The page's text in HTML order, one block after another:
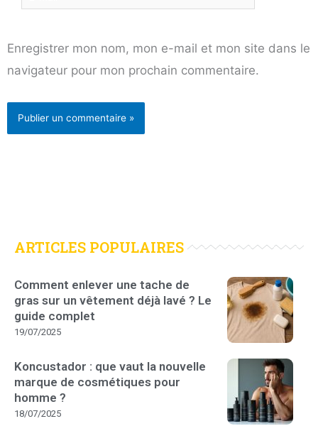
mail*
Enregistrer mon nom, mon e-mail et mon site dans le
navigateur pour mon prochain commentaire.
ARTICLES POPULAIRES
Comment enlever une tache de
gras sur un vêtement déjà lavé ? Le
guide complet
19/07/2025
Koncustador : que vaut la nouvelle
marque de cosmétiques pour
homme ?
18/07/2025